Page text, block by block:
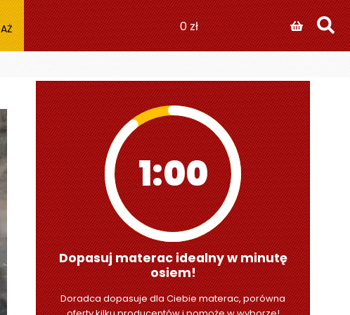
0zł
0:59
Dopasuj materac idealny w minutę
osiem!
Doradca dopasuje dla Ciebie materac, porówna